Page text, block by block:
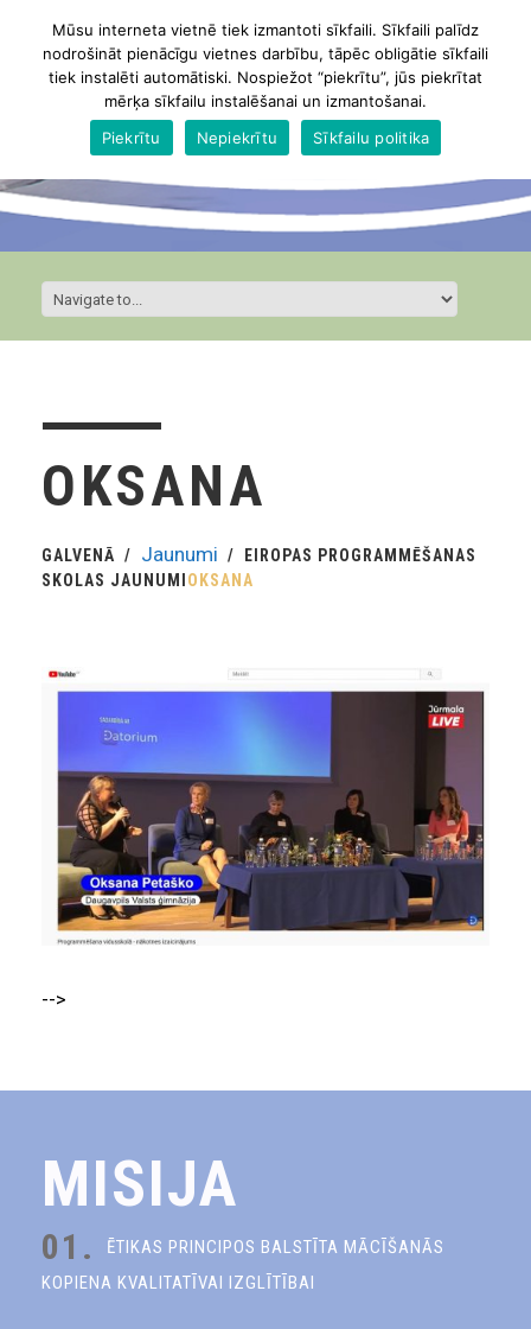
OKSANA
GALVENĀ Jaunumi
EIROPAS PROGRAMMĒŠANAS
SKOLAS JAUNUMI OKSANA
-->
MISIJA
01.
ĒTIKAS PRINCIPOS BALSTĪTA MĀCĪŠANĀS
KOPIENA KVALITATĪVAI IZGLĪTĪBAI
Mūsu interneta vietnē tiek izmantoti sīkfaili. Sīkfaili palīdz
nodrošināt pienācīgu vietnes darbību, tāpēc obligātie sīkfaili
tiek instalēti automātiski. Nospiežot “piekrītu”, jūs piekrītat
mērķa sīkfailu instalēšanai un izmantošanai.
Piekrītu
Nepiekrītu Sīkfailu politika